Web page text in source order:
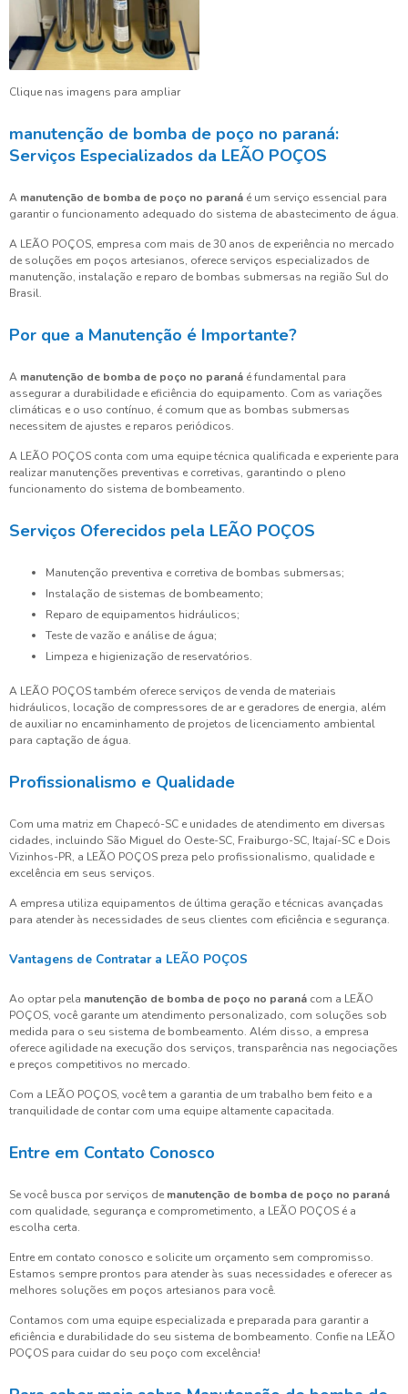
Clique nas imagens para ampliar
manutenção de bomba de poço no paraná:
Serviços Especializados da LEÃO POÇOS
A manutenção de bomba de poço no paraná é um serviço essencial para
garantir o funcionamento adequado do sistema de abastecimento de água.
A LEÃO POÇOS, empresa com mais de 30 anos de experiência no mercado
de soluções em poços artesianos, oferece serviços especializados de
manutenção, instalação e reparo de bombas submersas na região Sul do
Brasil.
Por que a Manutenção é Importante?
A manutenção de bomba de poço no paraná é fundamental para
assegurar a durabilidade e eficiência do equipamento. Com as variações
climáticas e o uso contínuo, é comum que as bombas submersas
necessitem de ajustes e reparos periódicos.
A LEÃO POÇOS conta com uma equipe técnica qualificada e experiente para
realizar manutenções preventivas e corretivas, garantindo o pleno
funcionamento do sistema de bombeamento.
Serviços Oferecidos pela LEÃO POÇOS
Manutenção preventiva e corretiva de bombas submersas;
Instalação de sistemas de bombeamento;
Reparo de equipamentos hidráulicos;
Teste de vazão e análise de água;
Limpeza e higienização de reservatórios.
A LEÃO POÇOS também oferece serviços de venda de materiais
hidráulicos, locação de compressores de ar e geradores de energia, além
de auxiliar no encaminhamento de projetos de licenciamento ambiental
para captação de água.
Profissionalismo e Qualidade
Com uma matriz em Chapecó-SC e unidades de atendimento em diversas
cidades, incluindo São Miguel do Oeste-SC, Fraiburgo-SC, Itajaí-SC e Dois
Vizinhos-PR, a LEÃO POÇOS preza pelo profissionalismo, qualidade e
excelência em seus serviços.
A empresa utiliza equipamentos de última geração e técnicas avançadas
para atender às necessidades de seus clientes com eficiência e segurança.
Vantagens de Contratar a LEÃO POÇOS
Ao optar pela manutenção de bomba de poço no paraná com a LEÃO
POÇOS, você garante um atendimento personalizado, com soluções sob
medida para o seu sistema de bombeamento. Além disso, a empresa
oferece agilidade na execução dos serviços, transparência nas negociações
e preços competitivos no mercado.
Com a LEÃO POÇOS, você tem a garantia de um trabalho bem feito e a
tranquilidade de contar com uma equipe altamente capacitada.
Entre em Contato Conosco
Se você busca por serviços de manutenção de bomba de poço no paraná
com qualidade, segurança e comprometimento, a LEÃO POÇOS é a
escolha certa.
Entre em contato conosco e solicite um orçamento sem compromisso.
Estamos sempre prontos para atender às suas necessidades e oferecer as
melhores soluções em poços artesianos para você.
Contamos com uma equipe especializada e preparada para garantir a
eficiência e durabilidade do seu sistema de bombeamento. Confie na LEÃO
POÇOS para cuidar do seu poço com excelência!